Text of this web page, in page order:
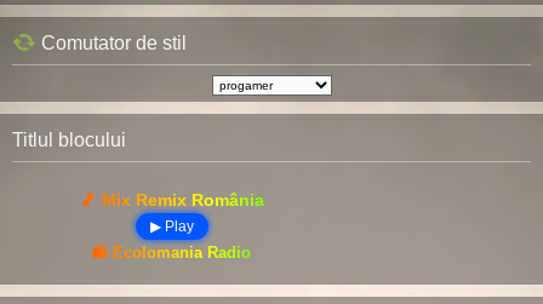
Comutator de stil
Titlul blocului
🎵 Mix Remix România
▶ Play
📻 Ecolomania Radio